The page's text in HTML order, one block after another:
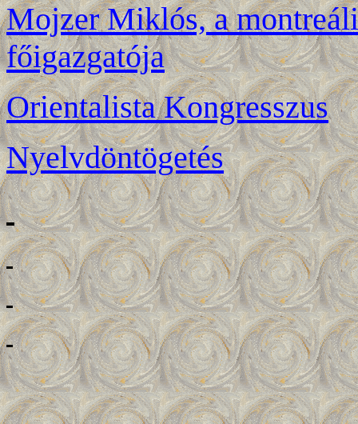
Mojzer Miklós, a
főigazgatója
Orientalista Kongresszus
Nyelvdöntögetés